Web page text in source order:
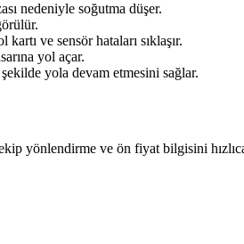
nedeniyle soğutma düşer.
ve sensör hataları sıklaşır.
yol açar.
yola devam etmesini sağlar.
yönlendirme ve ön fiyat bilgisini